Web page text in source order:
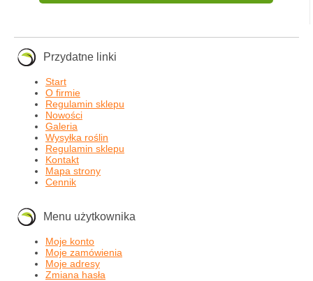
Przydatne linki
Start
O firmie
Regulamin sklepu
Nowości
Galeria
Wysyłka roślin
Regulamin sklepu
Kontakt
Mapa strony
Cennik
Menu użytkownika
Moje konto
Moje zamówienia
Moje adresy
Zmiana hasła